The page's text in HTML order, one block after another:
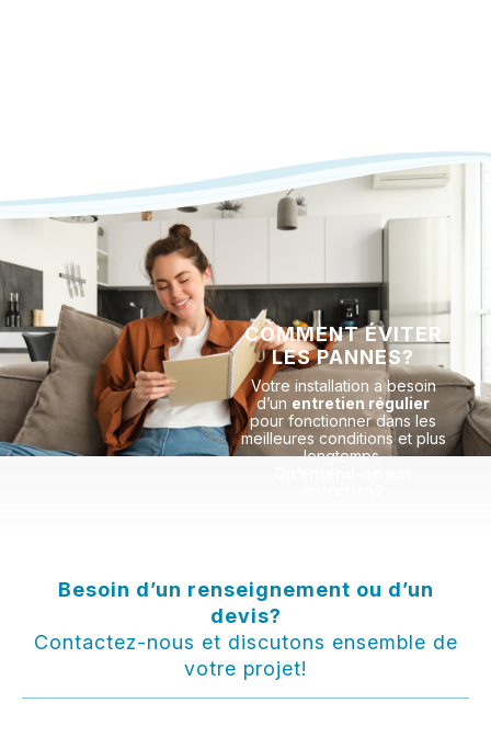
COMMENT ÉVITER
LES PANNES?
Votre installation a besoin
d’un entretien régulier
pour fonctionner dans les
meilleures conditions et plus
longtemps.
Besoin d’un renseignement ou d’un
devis?
Contactez-nous et discutons ensemble de
votre projet!